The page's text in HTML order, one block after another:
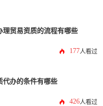
理贸易资质的流程有哪些
177人看过
代办的条件有哪些
426人看过